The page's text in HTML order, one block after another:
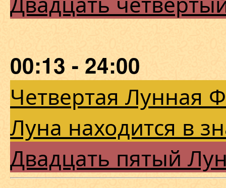
00:13 - 24:00
Четвертая Лунная
Луна находится в
Двадцать пятый